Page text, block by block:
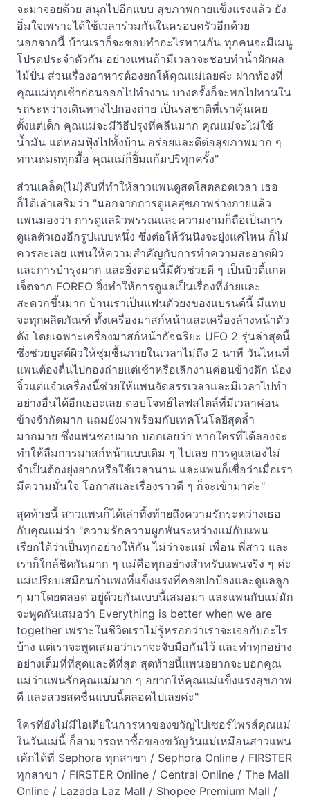
จะมาจอยด้วย สนุกไปอีกแบบ สุขภาพกายแข็งแรงแล้ว ยัง
อิ่มใจเพราะได้ใช้เวลาร่วมกันในครอบครัวอีกด้วย
นอกจากนี้ บ้านเราก็จะชอบทำอะไรทานกัน ทุกคนจะมีเมนู
โปรดประจำตัวกัน อย่างแพนถ้ามีเวลาจะชอบทำน้ำผักผล
ไม้ปั่น ส่วนเรื่องอาหารต้องยกให้คุณแม่เลยค่ะ ฝากท้องที่
คุณแม่ทุกเช้าก่อนออกไปทำงาน บางครั้งก็จะพกไปทานใน
รถระหว่างเดินทางไปกองถ่าย เป็นรสชาติที่เราคุ้นเคย
ตั้งแต่เด็ก คุณแม่จะมีวิธีปรุงที่คลีนมาก คุณแม่จะไม่ใช้
น้ำมัน แต่หอมฟุ้งไปทั้งบ้าน อร่อยและดีต่อสุขภาพมาก ๆ
ทานหมดทุกมื้อ คุณแม่ก็ยิ้มแก้มปริทุกครั้ง"
ส่วนเคล็ด(ไม่)ลับที่ทำให้สาวแพนดูสดใสตลอดเวลา เธอ
ก็ได้เล่าเสริมว่า "นอกจากการดูแลสุขภาพร่างกายแล้ว
แพนมองว่า การดูแลผิวพรรณและความงามก็ถือเป็นการ
ดูแลตัวเองอีกรูปแบบหนึ่ง ซึ่งต่อให้วันนึงจะยุ่งแค่ไหน ก็ไม่
ควรละเลย แพนให้ความสำคัญกับการทำความสะอาดผิว
และการบำรุงมาก และยิ่งตอนนี้มีตัวช่วยดี ๆ เป็นบิวตี้แกด
เจ็ตจาก FOREO ยิ่งทำให้การดูแลเป็นเรื่องที่ง่ายและ
สะดวกขึ้นมาก บ้านเราเป็นแฟนตัวยงของแบรนด์นี้ มีแทบ
จะทุกผลิตภัณฑ์ ทั้งเครื่องมาสก์หน้าและเครื่องล้างหน้าตัว
ดัง โดยเฉพาะเครื่องมาสก์หน้าอัจฉริยะ UFO 2 รุ่นล่าสุดนี้
ซึ่งช่วยบูสต์ผิวให้ชุ่มชื้นภายในเวลาไม่ถึง 2 นาที วันไหนที่
แพนต้องตื่นไปกองถ่ายแต่เช้าหรือเลิกงานค่อนข้างดึก น้อง
จิ๋วแต่แจ๋วเครื่องนี้ช่วยให้แพนจัดสรรเวลาและมีเวลาไปทำ
อย่างอื่นได้อีกเยอะเลย ตอบโจทย์ไลฟสไตล์ที่มีเวลาค่อน
ข้างจำกัดมาก แถมยังมาพร้อมกับเทคโนโลยีสุดล้ำ
มากมาย ซึ่งแพนชอบมาก บอกเลยว่า หากใครที่ได้ลองจะ
ทำให้ลืมการมาสก์หน้าแบบเดิม ๆ ไปเลย การดูแลเองไม่
จำเป็นต้องยุ่งยากหรือใช้เวลานาน และแพนก็เชื่อว่าเมื่อเรา
มีความมั่นใจ โอกาสและเรื่องราวดี ๆ ก็จะเข้ามาค่ะ"
สุดท้ายนี้ สาวแพนก็ได้เล่าทิ้งท้ายถึงความรักระหว่างเธอ
กับคุณแม่ว่า "ความรักความผูกพันระหว่างแม่กับแพน
เรียกได้ว่าเป็นทุกอย่างให้กัน ไม่ว่าจะแม่ เพื่อน พี่สาว และ
เราก็ใกล้ชิดกันมาก ๆ แม่คือทุกอย่างสำหรับแพนจริง ๆ ค่ะ
แม่เปรียบเสมือนกำแพงที่แข็งแรงที่คอยปกป้องและดูแลลูก
ๆ มาโดยตลอด อยู่ด้วยกันแบบนี้เสมอมา และแพนกับแม่มัก
จะพูดกันเสมอว่า Everything is better when we are
together เพราะในชีวิตเราไม่รู้หรอกว่าเราจะเจอกับอะไร
บ้าง แต่เราจะพูดเสมอว่าเราจะจับมือกันไว้ และทำทุกอย่าง
อย่างเต็มที่ที่สุดและดีที่สุด สุดท้ายนี้แพนอยากจะบอกคุณ
แม่ว่าแพนรักคุณแม่มาก ๆ อยากให้คุณแม่แข็งแรงสุขภาพ
ดี และสวยสดชื่นแบบนี้ตลอดไปเลยค่ะ"
ใครที่ยังไม่มีไอเดียในการหาของขวัญไปเซอร์ไพรส์คุณแม่
ในวันแม่นี้ ก็สามารถหาซื้อของขวัญวันแม่เหมือนสาวแพน
เค้กได้ที่ Sephora ทุกสาขา / Sephora Online / FIRSTER
ทุกสาขา / FIRSTER Online / Central Online / The Mall
Online / Lazada Laz Mall / Shopee Premium Mall /